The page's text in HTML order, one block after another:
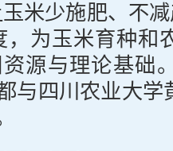
米少施肥、不
，为玉米育种和
源与理论基础
与四川农业大